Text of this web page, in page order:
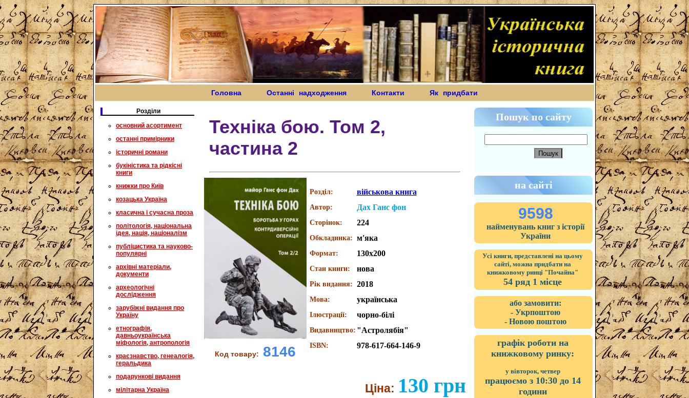
Головна Останні надходження Контакти Як придбати
Розділи
основний асортимент
останні примірники
історичні романи
букіністика та рідкісні
книги
книжки про Київ
козацька Україна
класична і сучасна проза
політологія, національна
ідея, нація, націоналізм
публіцистика та науково-
популярні
архівні матеріали,
документи
археологічні
дослідження
зарубіжні видання про
Україну
етнографія,
давньоукраїнська
міфологія, антропологія
краєзнавство, генеалогія,
геральдика
подарункові видання
мілітарна Україна
Техніка бою. Том 2,
частина 2
Код товару: 8146
Розділ: військова книга
Автор: Дах Ганс фон
Сторінок: 224
Обкладинка: м'яка
Формат: 130х200
Стан книги: нова
Рік видання: 2018
Мова: українська
Ілюстрації: чорно-білі
Видавництво: "Астролябія"
ISBN: 978-617-664-146-9
Ціна: 130 грн
Пошук по сайту
на сайті
9598
найменувань книг з історії
України
Усі книги, представлені на цьому
сайті, можна придбати на
книжковому ринці "Почайна"
54 ряд 1 місце
або замовити:
- Укрпоштою
- Новою поштою
графік роботи на
книжковому ринку:
у вівторок, четвер
працюємо з 10:30 до 14
години